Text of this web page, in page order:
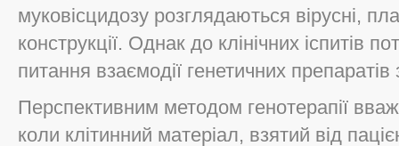
муковісцидозу розглядаються вірусні,
конструкції. Однак до клінічних іспитів
питання взаємодії генетичних препаратів
Перспективним методом генотерапії
коли клітинний матеріал, взятий від